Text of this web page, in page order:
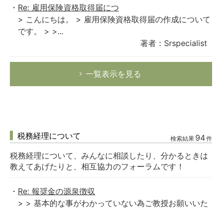
Re: 雇用保険資格取得届につ
> こんにちは。 > 雇用保険資格取得届の作成について
です。 > >...
著者：Srspecialist
一覧表示を見る
税務経理について 検索結果 94件
税務経理について、みんなに相談したり、分かるときは
教えてあげたりと、相互協力のフォーラムです！
Re: 報奨金の源泉徴収
> > 基本的な事がわかっていない為ご教授お願いいた